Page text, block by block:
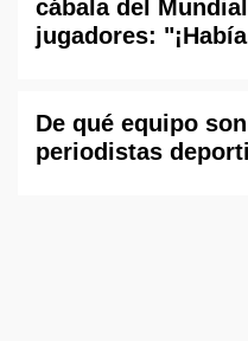
cábala del
jugadores:
De qué equipo
periodistas